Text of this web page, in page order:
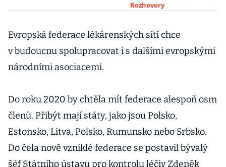
představoval
Rozhovory
Evropská federace lékárenských sítí chce
v budoucnu spolupracovat i s dalšími evropskými
národními asociacemi.
Do roku 2020 by chtěla mít federace alespoň osm
členů. Přibýt mají státy, jako jsou Polsko,
Estonsko, Litva, Polsko, Rumunsko nebo Srbsko.
Do čela nově vzniklé federace se postavil bývalý
šéf Státního ústavu pro kontrolu léčiv Zdeněk